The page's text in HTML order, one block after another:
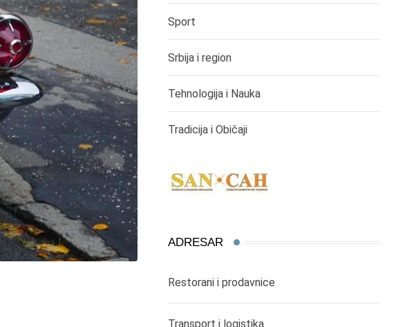
Sport
Srbija i region
Tehnologija i Nauka
Tradicija i Običaji
ADRESAR
Restorani i prodavnice
Transport i logistika